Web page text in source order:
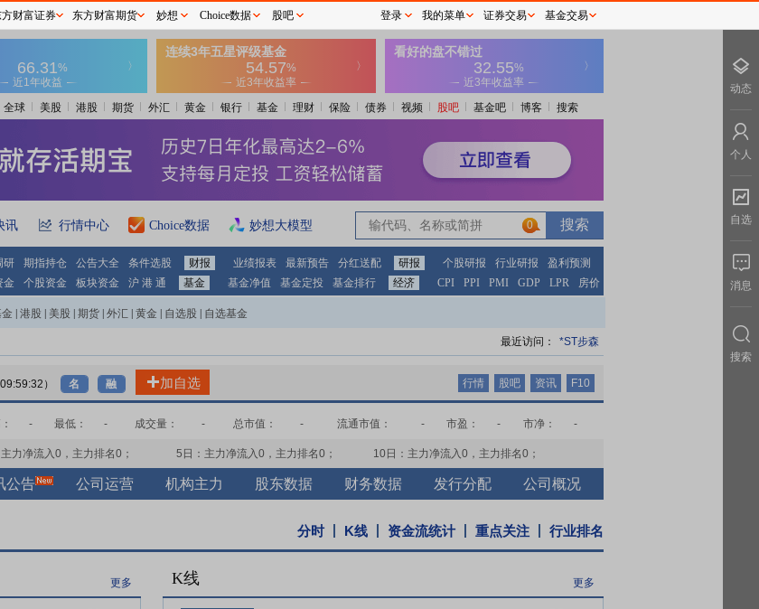
全球 美股 港股 期货 外汇 黄金 银行 基金 理财 保险 债券 视频 股吧 基金吧 博客 搜索
讯 行情中心 Choice数据 妙想大模型 0
0
研 期指持仓 公告大全 条件选股 财报 业绩报表 最新预告 分红送配 研报 个股研报 行业研报
盈利预测
金 个股资金 板块资金 沪 港 通 基金 基金净值 基金定投 基金排行 经济 CPI PPI PMI GDP LPR 房价
港股 美股 期货 外汇 黄金 自选股 自选基金
最近访问： *ST步森
） 名 融 加自选 行情 股吧 资讯 F10
- 最低： - 成交量： - 总市值： - 流通市值： - 市盈： - 市净： -
力净流入0 ，主力排名0 ； 5日：主力净流入0 ，主力排名0 ； 10日：主力净流入0 ，主力排名0 ；
公告 公司运营 机构主力 股东数据 财务数据 发行分配 公司概况
分时 K线 资金流统计 重点关注 行业排名
更多 K线 更多
财富证券 东方财富期货 妙想 Choice数据 股吧 登录 我的菜单 证券交易 基金交易
动态
个人
自选
消息
搜索